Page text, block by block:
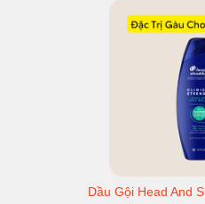
Dầu Gội Head And